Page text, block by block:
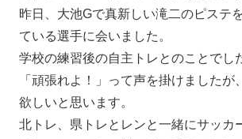
昨日、大池Gで真新しい滝二のピステ
ている選手に会いました。
学校の練習後の自主トレとのことでし
「頑張れよ！」って声を掛けましたが
欲しいと思います。
北トレ、県トレとレンと一緒にサッカ